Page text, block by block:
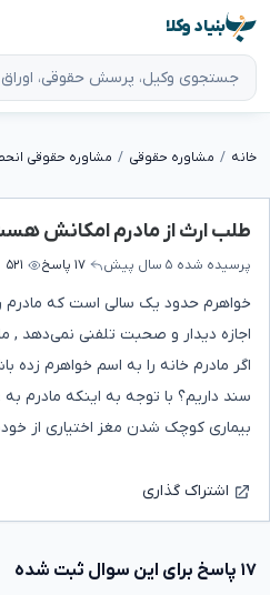
بنیاد وکلا
خانه مشاوره حقوقی مشاوره حقوقی
طلب ارث از مادرم امکانش
پرسیده شده ۵ سال پیش ۱۷ پاسخ ۵۲۱
خواهرم حدود یک سالی است که مادرم
اجازه دیدار و صحبت تلفنی نمی‌دهد ,
اگر مادرم خانه را به اسم خواهرم زده
سند داریم؟ با توجه به اینکه
بیماری کوچک شدن مغز اختیاری از
اشتراک گذاری
۱۷ پاسخ برای این سوال ثبت شده